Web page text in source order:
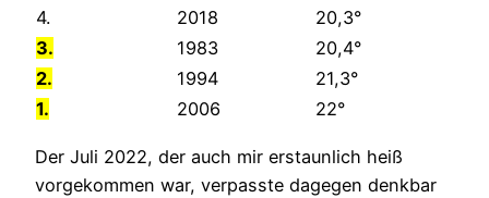
4.
2018
20,3°
3.
1983
20,4°
2.
1994
21,3°
1.
2006 22°
Der Juli 2022, der auch mir erstaunlich heiß
vorgekommen war, verpasste dagegen denkbar